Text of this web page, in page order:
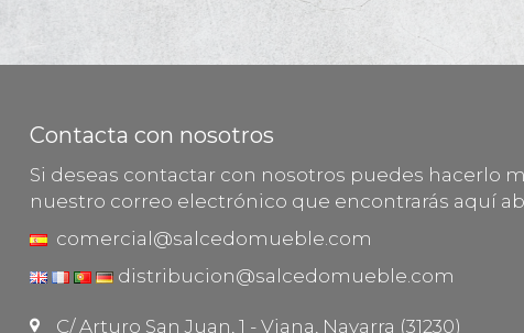
Contacta con nosotros
Si deseas contactar con nosotros puedes hacerlo
nuestro correo electrónico que encontrarás aquí
comercial@salcedomueble.com
distribucion@salcedomueble.com
C/ Arturo San Juan, 1 - Viana, Navarra (31230)